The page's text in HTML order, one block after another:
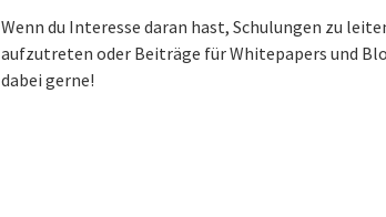
Wenn du Interesse daran hast, Schulungen zu
aufzutreten oder Beiträge für Whitepapers und
dabei gerne!